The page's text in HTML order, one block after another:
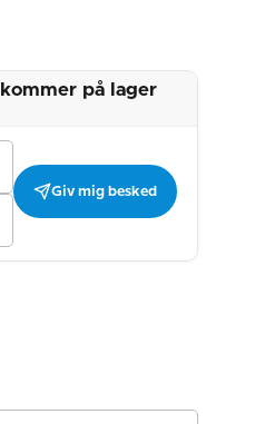
på lager
Giv mig besked